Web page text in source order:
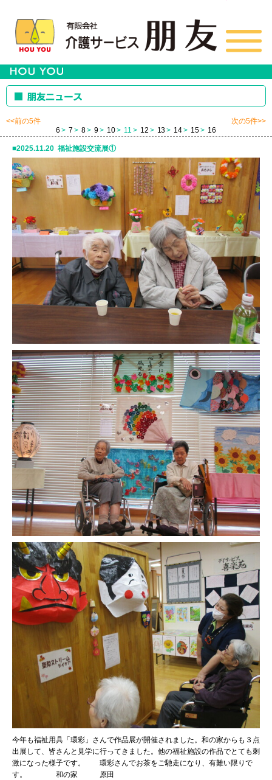
<<前の5件
6
7 8 9 10 11 12 13 14 15 16
次の5件>>
2025.11.20 福祉施設交流展①
今年も福祉用具「環彩」さんで作品展が開催されました。和の家からも３点
出展して、皆さんと見学に行ってきました。他の福祉施設の作品でとても刺
激になった様子です。 環彩さんでお茶をご馳走になり、有難い限りで
す。 和の家 原田